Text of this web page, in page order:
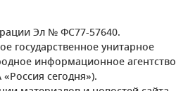
Эл № ФС77-57640.
государственное унитарное
информационное агентство
сегодня»).